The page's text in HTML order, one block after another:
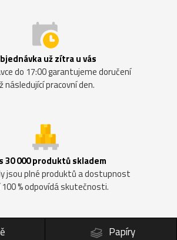
už zítra u vás
do 17:00 garantujeme doručení
následující pracovní den.
30 000 produktů skladem
jsou plné produktů a dostupnost
% odpovídá skutečnosti.
Papíry